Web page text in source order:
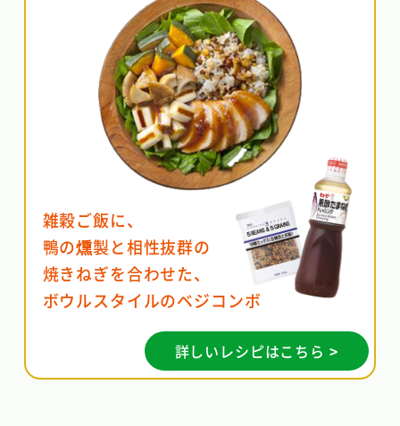
雑穀ご飯に、
鴨の燻製と相性抜群の
焼きねぎを合わせた、
ボウルスタイルのベジコンボ
詳しいレシピはこちら >